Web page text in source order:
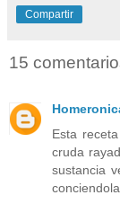
Compartir
15
Esta
cruda
sustancia